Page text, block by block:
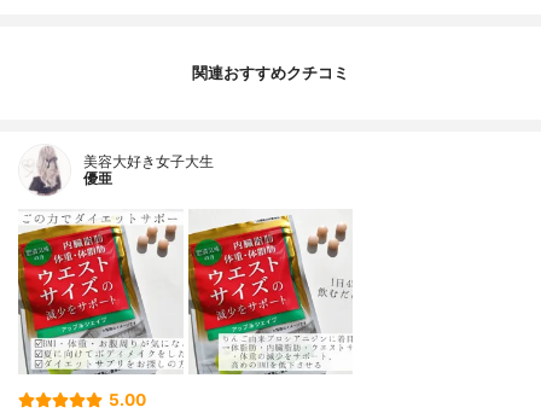
関連おすすめクチコミ
美容大好き女子大生
優亜
5.00